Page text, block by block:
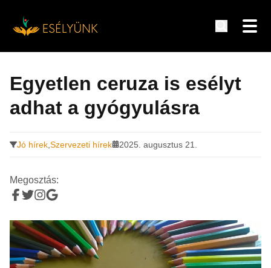
tartalomra
Egyetlen ceruza is esélyt
adhat a gyógyulásra
Jó hírek Szervezeti hírek 2025. augusztus 21.
Megosztás: